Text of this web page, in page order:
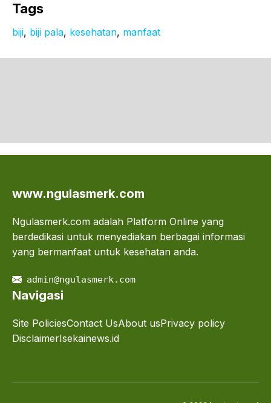
Tags
biji, biji pala, kesehatan, manfaat
www.ngulasmerk.com
Ngulasmerk.com adalah Platform Online yang
berdedikasi untuk menyediakan berbagai informasi
yang bermanfaat untuk kesehatan anda.
admin@ngulasmerk.com
Navigasi
Site PoliciesContact UsAbout usPrivacy policy
DisclaimerIsekainews.id